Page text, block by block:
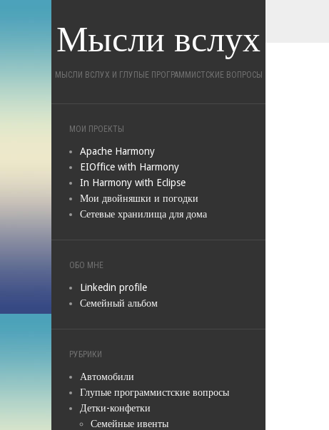
Мысли вслух
МЫСЛИ ВСЛУХ И ГЛУПЫЕ ПРОГРАММИСТСКИЕ ВОПРОСЫ
МОИ ПРОЕКТЫ
Apache Harmony
EIOffice with Harmony
In Harmony with Eclipse
Мои двойняшки и погодки
Сетевые хранилища для дома
ОБО МНЕ
Linkedin profile
Семейный альбом
РУБРИКИ
Автомобили
Глупые программистские вопросы
Детки-конфетки
Семейные ивенты